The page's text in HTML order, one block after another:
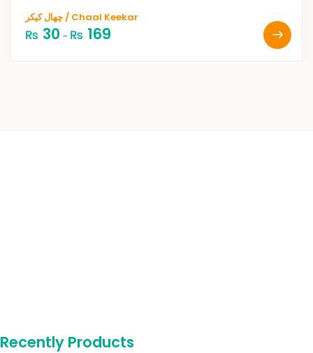
چھال کیکر / Chaal Keekar
₨ 30 – ₨ 169
Recently Products